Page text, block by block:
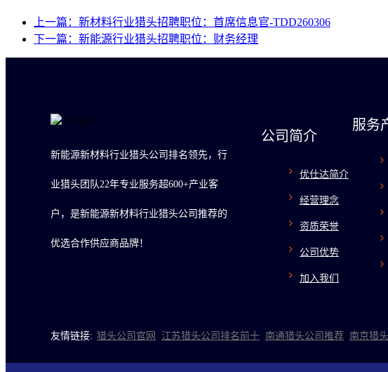
上一篇：新材料行业猎头招聘职位：首席信息官-TDD260306
下一篇：新能源行业猎头招聘职位：财务经理
新能源新材料行业猎头公司排名领先，行
业猎头团队22年专业服务超600+产业客
户，是新能源新材料行业猎头公司推荐的
优选合作供应商品牌！
公司简介
优仕达简介
经营理念
资质荣誉
公司优势
加入我们
服务
友情链接: 猎头公司官网 江苏猎头公司排名前十 南通猎头公司推荐 南京猎